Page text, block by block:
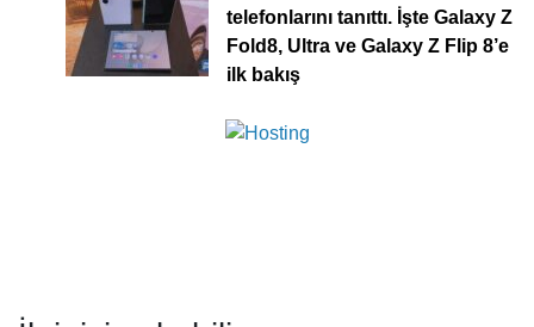
telefonlarını tanıttı. İşte Galaxy Z
Fold8, Ultra ve Galaxy Z Flip 8’e
ilk bakış